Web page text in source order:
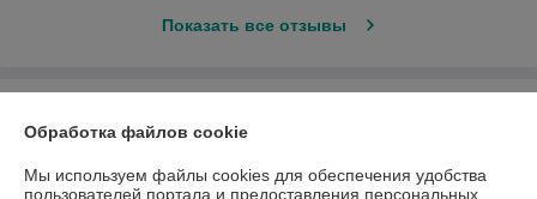
Показать все отзывы
Обработка файлов cookie
Мы используем файлы cookies для обеспечения удобства
пользователей портала и предоставления персональных